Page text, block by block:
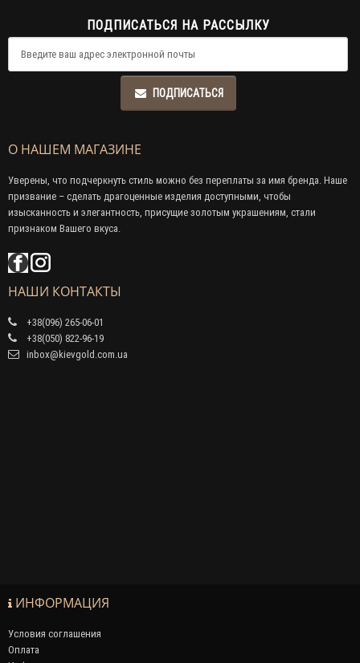
ПОДПИСАТЬСЯ НА РАССЫЛКУ
ПОДПИСАТЬСЯ
О НАШЕМ МАГАЗИНЕ
Уверены, что подчеркнуть стиль можно без переплаты за имя бренда. Наше
призвание – сделать драгоценные изделия доступными, чтобы
изысканность и элегантность, присущие золотым украшениям, стали
признаком Вашего вкуса.
НАШИ КОНТАКТЫ
+38(096) 265-06-01
+38(050) 822-96-19
inbox@kievgold.com.ua
ИНФОРМАЦИЯ
Условия соглашения
Оплата